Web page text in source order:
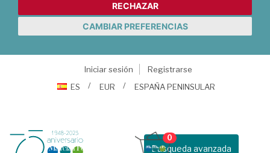
RECHAZAR
CAMBIAR PREFERENCIAS
Iniciar sesión
Registrarse
ES
EUR ESPAÑA PENINSULAR
Busqueda avanzada
0